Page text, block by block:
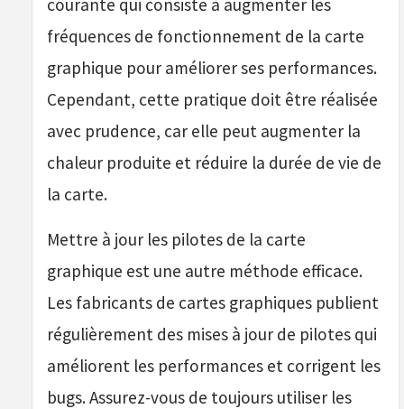
courante qui consiste à augmenter les
fréquences de fonctionnement de la carte
graphique pour améliorer ses performances.
Cependant, cette pratique doit être réalisée
avec prudence, car elle peut augmenter la
chaleur produite et réduire la durée de vie de
la carte.
Mettre à jour les pilotes de la carte
graphique est une autre méthode efficace.
Les fabricants de cartes graphiques publient
régulièrement des mises à jour de pilotes qui
améliorent les performances et corrigent les
bugs. Assurez-vous de toujours utiliser les